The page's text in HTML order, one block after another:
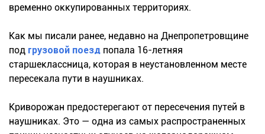
временно оккупированных территориях.
Как мы писали ранее, недавно на Днепропетровщине
под грузовой поезд попала 16-летняя
старшеклассница, которая в неустановленном месте
пересекала пути в наушниках.
Криворожан предостерегают от пересечения путей в
наушниках. Это — одна из самых распространенных